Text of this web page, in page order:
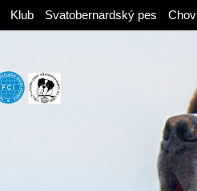
Klub Svatobernardský pes Chov